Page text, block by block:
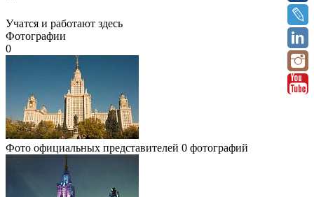
Учатся и работают здесь
Фотографии
0
Фото официальных представителей 0 фотографий